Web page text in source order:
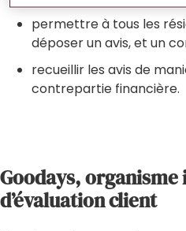
permettre à tous les
déposer un avis, et un
recueillir les avis de
contrepartie financière.
Goodays,
d’évaluation client